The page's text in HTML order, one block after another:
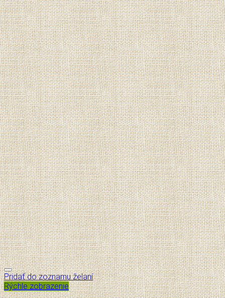
Pridať do zoznamu želaní
Rýchle zobrazenie